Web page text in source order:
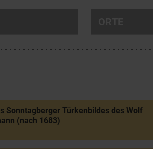
Sonntagberger Türkenbildes des Wolf
(nach 1683)